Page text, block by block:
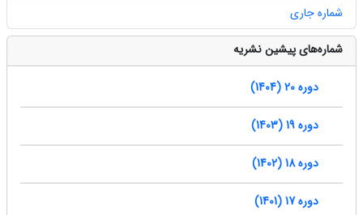
شماره جاری
شماره‌های پیشین نشریه
دوره 20 (1404)
دوره 19 (1403)
دوره 18 (1402)
دوره 17 (1401)